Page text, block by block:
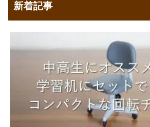
新着記事